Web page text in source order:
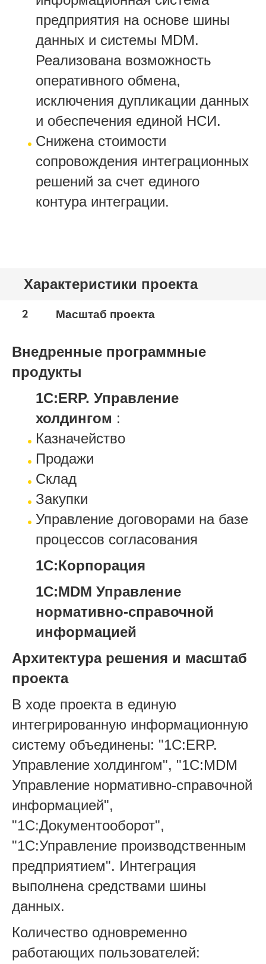
предприятия на основе шины
данных и системы MDM.
Реализована возможность
оперативного обмена,
исключения дупликации данных
и обеспечения единой НСИ.
Снижена стоимости
сопровождения интеграционных
решений за счет единого
контура интеграции.
Характеристики проекта
2 Масштаб проекта
Внедренные программные
продукты
1С:ERP. Управление
холдингом :
Казначейство
Продажи
Склад
Закупки
Управление договорами на базе
процессов согласования
1С:Корпорация
1С:MDM Управление
нормативно-справочной
информацией
Архитектура решения и масштаб
проекта
В ходе проекта в единую
интегрированную информационную
систему объединены: "1С:ERP.
Управление холдингом", "1С:MDM
Управление нормативно-справочной
информацией",
"1С:Документооборот",
"1С:Управление производственным
предприятием". Интеграция
выполнена средствами шины
данных.
Количество одновременно
работающих пользователей: